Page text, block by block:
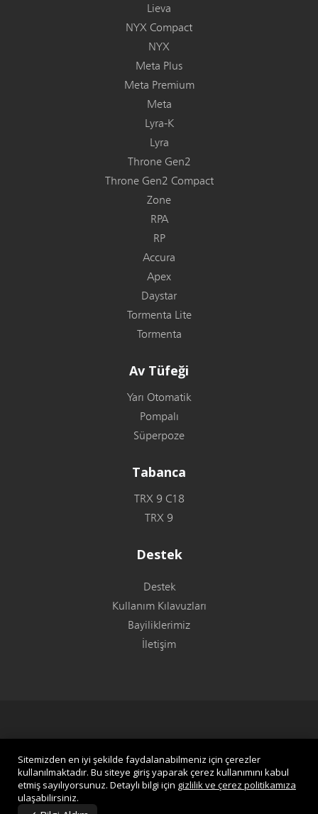
Lieva
NYX Compact
NYX
Meta Plus
Meta Premium
Meta
Lyra-K
Lyra
Throne Gen2
Throne Gen2 Compact
Zone
RPA
RP
Accura
Apex
Daystar
Tormenta Lite
Tormenta
Av Tüfeği
Yarı Otomatik
Pompalı
Süperpoze
Tabanca
TRX 9 C18
TRX 9
Destek
Destek
Kullanım Kılavuzları
Bayiliklerimiz
İletişim
Copyright © 2026. Reximex Tüm hakları saklıdır.
info@reximex.com
Sitemizden en iyi şekilde faydalanabilmeniz için çerezler
kullanılmaktadır. Bu siteye giriş yaparak çerez kullanımını kabul
etmiş sayılıyorsunuz. Detaylı bilgi için gizlilik ve çerez politikamıza
ulaşabilirsiniz.